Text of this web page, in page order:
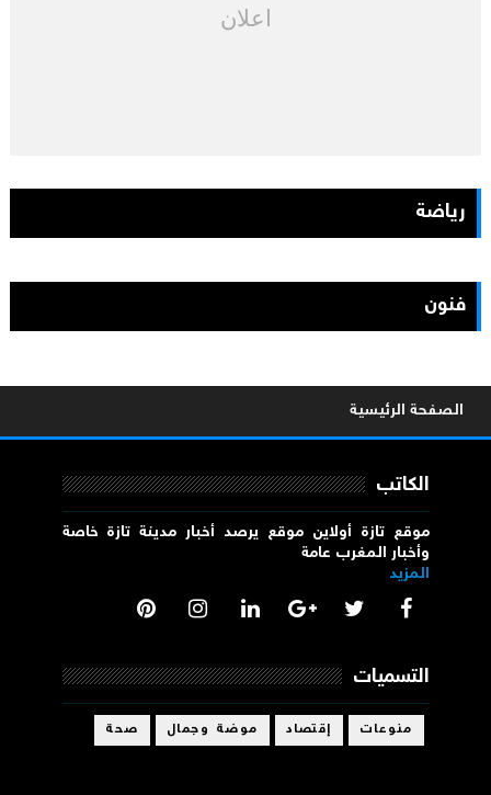
اعلان
رياضة
فنون
الصفحة الرئيسية
الكاتب
موقع تازة أولاين موقع يرصد أخبار مدينة تازة خاصة
وأخبار المغرب عامة
المزيد
التسميات
منوعات إقتصاد موضة وجمال صحة